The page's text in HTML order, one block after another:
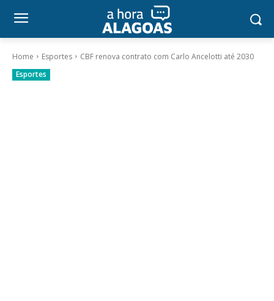
Home Esportes
CBF renova contrato com Carlo Ancelotti até 2030
Esportes